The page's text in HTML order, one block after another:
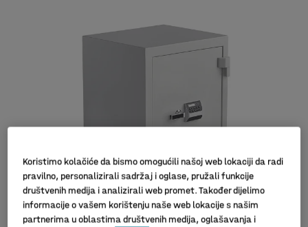
Koristimo kolačiće da bismo omogućili našoj web lokaciji da radi
pravilno, personalizirali sadržaj i oglase, pružali funkcije
društvenih medija i analizirali web promet. Također dijelimo
informacije o vašem korištenju naše web lokacije s našim
partnerima u oblastima društvenih medija, oglašavanja i